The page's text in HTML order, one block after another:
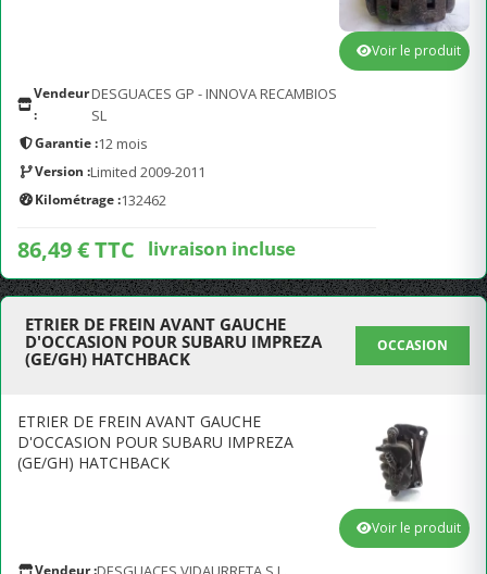
Vendeur
:
DESGUACES GP - INNOVA RECAMBIOS
SL
Garantie :12 mois
Version :Limited 2009-2011
Kilométrage :132462
86,49 € TTC livraison incluse
Voir le produit
ETRIER DE FREIN AVANT GAUCHE
D'OCCASION POUR SUBARU IMPREZA
(GE/GH) HATCHBACK
OCCASION
ETRIER DE FREIN AVANT GAUCHE
D'OCCASION POUR SUBARU IMPREZA
(GE/GH) HATCHBACK
Vendeur :
Voir le produit